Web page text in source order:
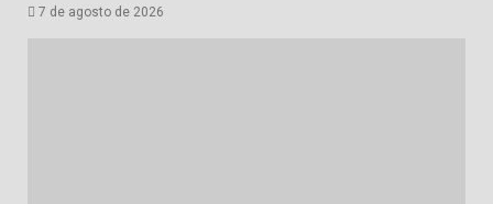
7 de agosto de 2026